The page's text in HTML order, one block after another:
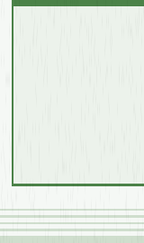
1500 mm